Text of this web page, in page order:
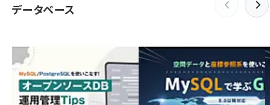
データベース